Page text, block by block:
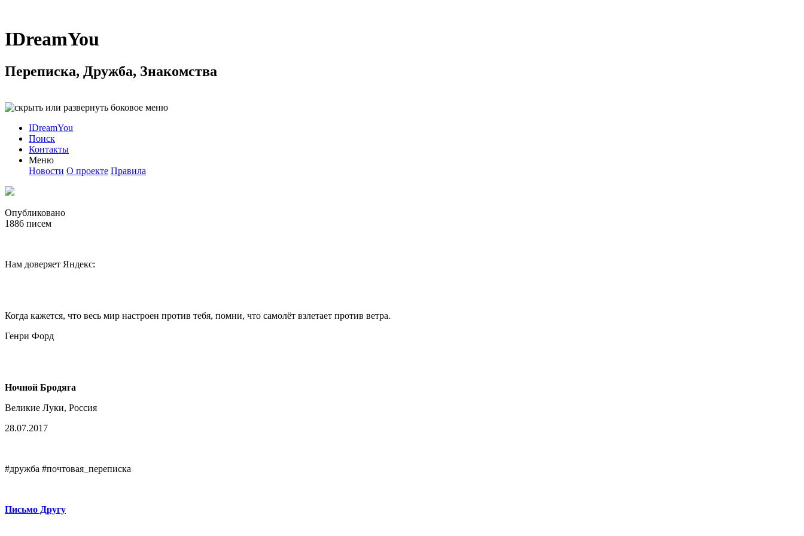
IDreamYou
Переписка, Дружба, Знакомства
IDreamYou
Поиск
Контакты
Меню
Новости О проекте Правила
Опубликовано
1886 писем
Нам доверяет Яндекс:
Когда кажется, что весь мир настроен против тебя, помни, что самолёт взлетает против ветра.
Генри Форд
Ночной Бродяга
Великие Луки, Россия
28.07.2017
#дружба #почтовая_переписка
Письмо Другу